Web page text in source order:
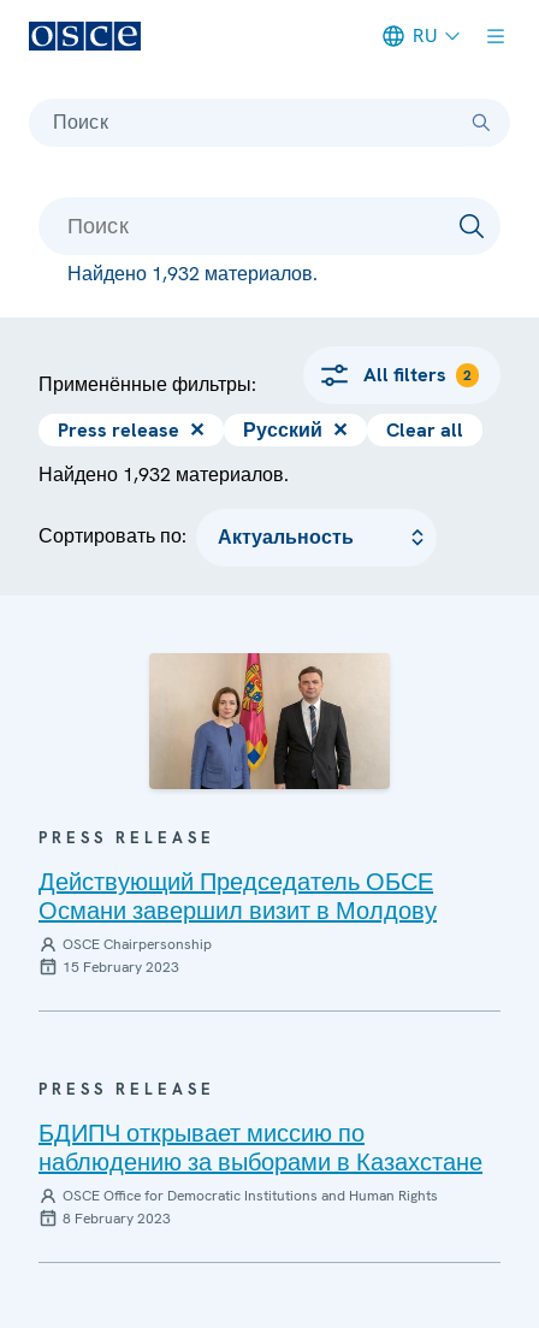
RU
Поиск
Найдено 1,932 материалов.
Применённые фильтры: All filters 2
Press release ✕ Русский ✕
Clear all
Найдено 1,932 материалов.
Сортировать по:
PRESS RELEASE
Действующий Председатель ОБСЕ
Османи завершил визит в Молдову
OSCE Chairpersonship
15 February 2023
PRESS RELEASE
БДИПЧ открывает миссию по
наблюдению за выборами в Казахстане
OSCE Office for Democratic Institutions and Human Rights
8 February 2023